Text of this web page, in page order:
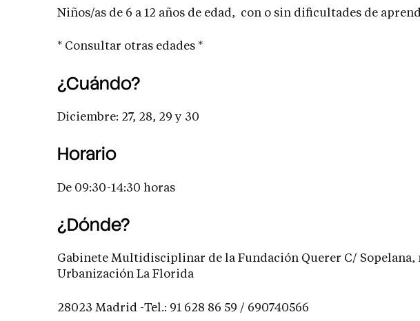
Niños/as de 6 a 12 años de edad, con o sin dificultades de
* Consultar otras edades *
¿Cuándo?
Diciembre: 27, 28, 29 y 30
Horario
De 09:30-14:30 horas
¿Dónde?
Gabinete Multidisciplinar de la Fundación Querer C/ Sopelana,
Urbanización La Florida
28023 Madrid -Tel.: 91 628 86 59 / 690740566